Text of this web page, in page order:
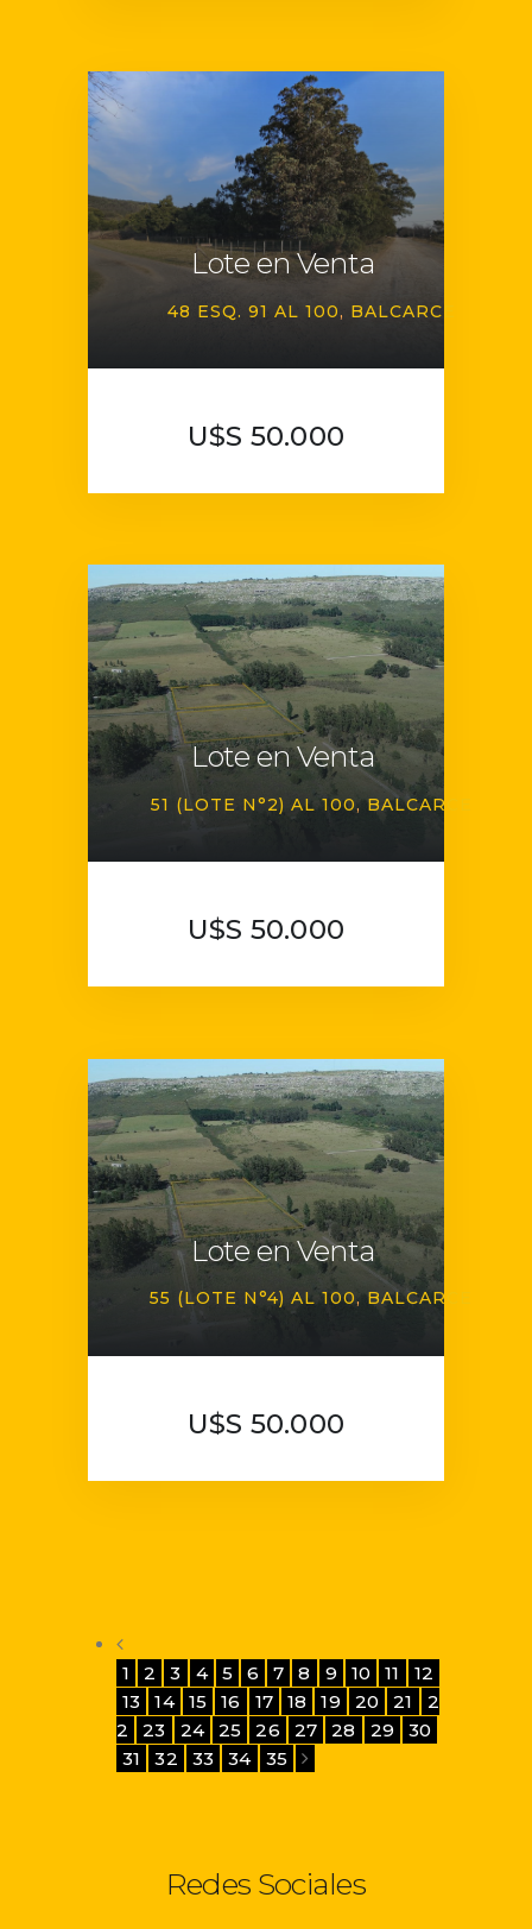
Lote en Venta
48 ESQ. 91 AL 100 BALCARCE
U$S 50.000
Lote en Venta
51 (LOTE N°2) AL 100 BALCARCE
U$S 50.000
Lote en Venta
55 (LOTE N°4) AL 100 BALCARCE
U$S 50.000
1 2 3 4 5 6 7 8 9 10 11
12
13
14 15 16 17 18 19 20 21
2
2
23 24 25 26 27 28 29
30
31
32 33 34 35
Redes Sociales